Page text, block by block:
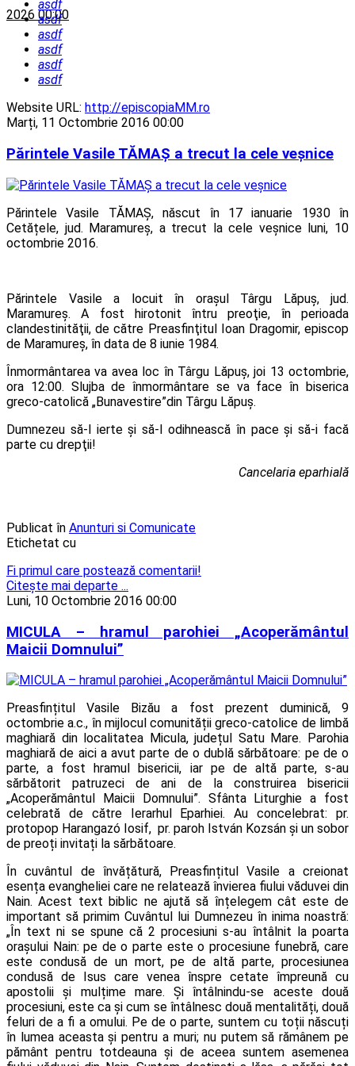
2026 00:00
asdf
asdf
asdf
asdf
asdf
asdf
Website URL: http://episcopiaMM.ro
Marți, 11 Octombrie 2016 00:00
Părintele Vasile TĂMAȘ a trecut la cele veșnice
Părintele Vasile TĂMAȘ, născut în 17 ianuarie 1930 în
Cetățele, jud. Maramureș, a trecut la cele veșnice luni, 10
octombrie 2016.
Părintele Vasile a locuit în oraşul Târgu Lăpuș, jud.
Maramureș. A fost hirotonit întru preoţie, în perioada
clandestinităţii, de către Preasfinţitul Ioan Dragomir, episcop
de Maramureş, în data de 8 iunie 1984.
Înmormântarea va avea loc în Târgu Lăpuș, joi 13 octombrie,
ora 12:00. Slujba de înmormântare se va face în biserica
greco-catolică „Bunavestire”din Târgu Lăpuş.
Dumnezeu să-l ierte şi să-l odihnească în pace şi să-i facă
parte cu drepţii!
Cancelaria eparhială
Publicat în Anunturi si Comunicate
Etichetat cu
Fi primul care postează comentarii!
Citeşte mai departe ...
Luni, 10 Octombrie 2016 00:00
MICULA – hramul parohiei „Acoperământul
Maicii Domnului”
Preasfințitul Vasile Bizău a fost prezent duminică, 9
octombrie a.c., în mijlocul comunității greco-catolice de limbă
maghiară din localitatea Micula, județul Satu Mare. Parohia
maghiară de aici a avut parte de o dublă sărbătoare: pe de o
parte, a fost hramul bisericii, iar pe de altă parte, s-au
sărbătorit patruzeci de ani de la construirea bisericii
„Acoperământul Maicii Domnului”. Sfânta Liturghie a fost
celebrată de către Ierarhul Eparhiei. Au concelebrat: pr.
protopop Harangazó Iosif, pr. paroh István Kozsán și un sobor
de preoți invitați la sărbătoare.
În cuvântul de învățătură, Preasfințitul Vasile a creionat
esența evangheliei care ne relatează învierea fiului văduvei din
Nain. Acest text biblic ne ajută să înțelegem cât este de
important să primim Cuvântul lui Dumnezeu în inima noastră:
„În text ni se spune că 2 procesiuni s-au întâlnit la poarta
orașului Nain: pe de o parte este o procesiune funebră, care
este condusă de un mort, pe de altă parte, procesiunea
condusă de Isus care venea înspre cetate împreună cu
apostolii și mulțime mare. Și întâlnindu-se aceste două
procesiuni, este ca și cum se întâlnesc două mentalități, două
feluri de a fi a omului. Pe de o parte, suntem cu toții născuți
în lumea aceasta și pentru a muri; nu putem să rămânem pe
pământ pentru totdeauna și de aceea suntem asemenea